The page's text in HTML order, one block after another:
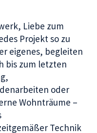
Liebe zum
Projekt so zu
eigenes, begleiten
bis zum letzten
oder
Wohnträume –
Technik